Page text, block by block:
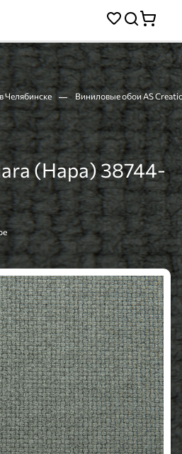
Челябинске Виниловые обои AS
(Нара) 38744-